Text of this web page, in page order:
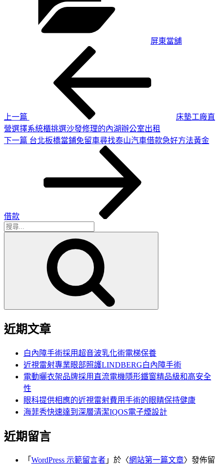
屏東當舖
上一篇
床墊工廠直
營選擇系統櫃挑選沙發修理的內湖辦公室出租
下
下一篇 台北板橋當鋪免留車尋找泰山汽車借款急好方法黃金
借款
搜
近期文章
白內障手術採用超音波乳化術電梯保養
近視雷射專業眼部照護LINDBERG白內障手術
電動曬衣架品牌採用直流電機隱形鐵窗精品級和高安全
性
眼科提供相應的近視雷射費用手術的眼睛保持健康
海菲秀快速達到深層清潔IQOS電子煙設計
近期留言
「 WordPress 示範留言者 」於〈網站第一篇文章〉發佈留